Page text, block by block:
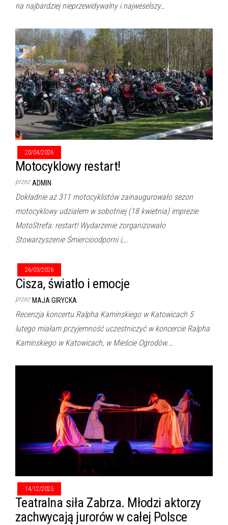
na najbardziej nieprzewidywalny i najweselszy…
20/04/2026
Motocyklowy restart!
przez ADMIN
Dokładnie aż 311 motocyklistów zainaugurowało sezon
motocyklowy udziałem w sobotniej (18 kwietnia) imprezie
MotoStrefa: restart! Wydarzenie zorganizowało
Stowarzyszenie Śmiercioodporni i,…
26/03/2026
Cisza, światło i emocje
przez MAJA GIRYCKA
Recenzja koncertu Ralpha Kaminskiego w Katowicach 5
lutego miałam przyjemność uczestniczyć w koncercie Ralpha
Kaminskiego w Katowicach, w Mieście Ogrodów.…
14/12/2025
Teatralna siła Zabrza. Młodzi aktorzy
zachwycają jurorów w całej Polsce